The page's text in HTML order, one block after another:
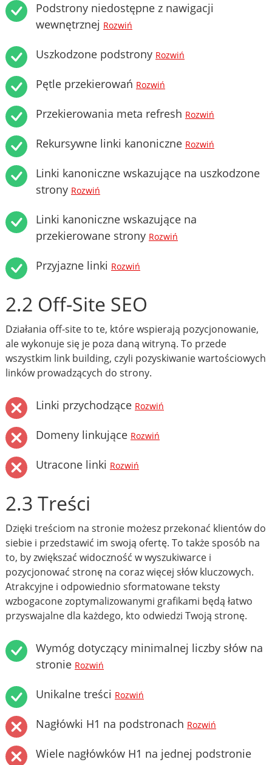
Podstrony niedostępne z nawigacji
wewnętrznej Rozwiń
Uszkodzone podstrony Rozwiń
Pętle przekierowań Rozwiń
Przekierowania meta refresh Rozwiń
Rekursywne linki kanoniczne Rozwiń
Linki kanoniczne wskazujące na uszkodzone
strony Rozwiń
Linki kanoniczne wskazujące na
przekierowane strony Rozwiń
Przyjazne linki Rozwiń
2.2 Off-Site SEO
Działania off-site to te, które wspierają pozycjonowanie,
ale wykonuje się je poza daną witryną. To przede
wszystkim link building, czyli pozyskiwanie wartościowych
linków prowadzących do strony.
Linki przychodzące Rozwiń
Domeny linkujące Rozwiń
Utracone linki Rozwiń
2.3 Treści
Dzięki treściom na stronie możesz przekonać klientów do
siebie i przedstawić im swoją ofertę. To także sposób na
to, by zwiększać widoczność w wyszukiwarce i
pozycjonować stronę na coraz więcej słów kluczowych.
Atrakcyjne i odpowiednio sformatowane teksty
wzbogacone zoptymalizowanymi grafikami będą łatwo
przyswajalne dla każdego, kto odwiedzi Twoją stronę.
Wymóg dotyczący minimalnej liczby słów na
stronie Rozwiń
Unikalne treści Rozwiń
Nagłówki H1 na podstronach Rozwiń
Wiele nagłówków H1 na jednej podstronie